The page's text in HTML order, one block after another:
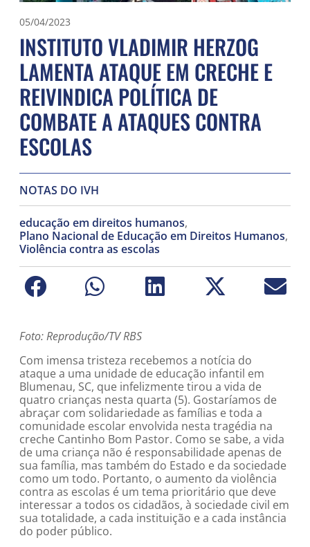
05/04/2023
INSTITUTO VLADIMIR HERZOG
LAMENTA ATAQUE EM CRECHE E
REIVINDICA POLÍTICA DE
COMBATE A ATAQUES CONTRA
ESCOLAS
NOTAS DO IVH
educação em direitos humanos,
Plano Nacional de Educação em Direitos Humanos,
Violência contra as escolas
Foto: Reprodução/TV RBS
Com imensa tristeza recebemos a notícia do
ataque a uma unidade de educação infantil em
Blumenau, SC, que infelizmente tirou a vida de
quatro crianças nesta quarta (5). Gostaríamos de
abraçar com solidariedade as famílias e toda a
comunidade escolar envolvida nesta tragédia na
creche Cantinho Bom Pastor. Como se sabe, a vida
de uma criança não é responsabilidade apenas de
sua família, mas também do Estado e da sociedade
como um todo. Portanto, o aumento da violência
contra as escolas é um tema prioritário que deve
interessar a todos os cidadãos, à sociedade civil em
sua totalidade, a cada instituição e a cada instância
do poder público.